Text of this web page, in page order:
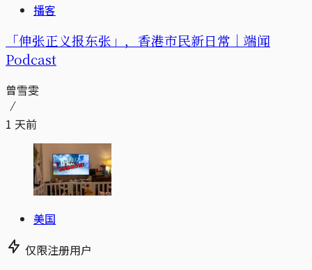
播客
「伸张正义报东张」，香港市民新日常｜端闻
Podcast
曾雪雯
1 天前
美国
仅限注册用户